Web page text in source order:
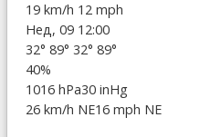
19 km/h 12 mph
Нед, 09 12:00
32° 89° 32° 89°
40%
1016 hPa30 inHg
26 km/h NE16 mph NE